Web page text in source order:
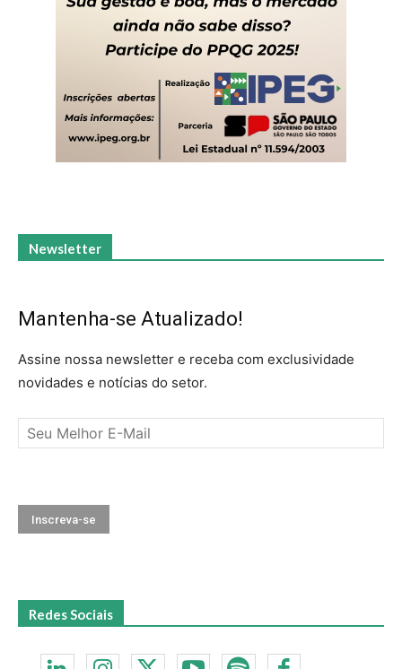
Newsletter
Mantenha-se Atualizado!
Assine nossa newsletter e receba com exclusividade
novidades e notícias do setor.
Redes Sociais